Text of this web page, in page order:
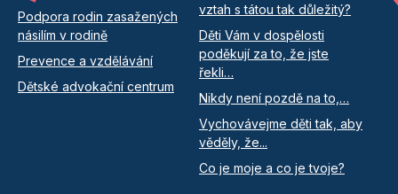
Podpora rodin zasažených
násilím v rodině
Prevence a vzdělávání
Dětské advokační centrum
vztah s tátou tak důležitý?
Děti Vám v dospělosti
poděkují za to, že jste
řekli…
Nikdy není pozdě na to,…
Vychovávejme děti tak, aby
věděly, že...
Co je moje a co je tvoje?